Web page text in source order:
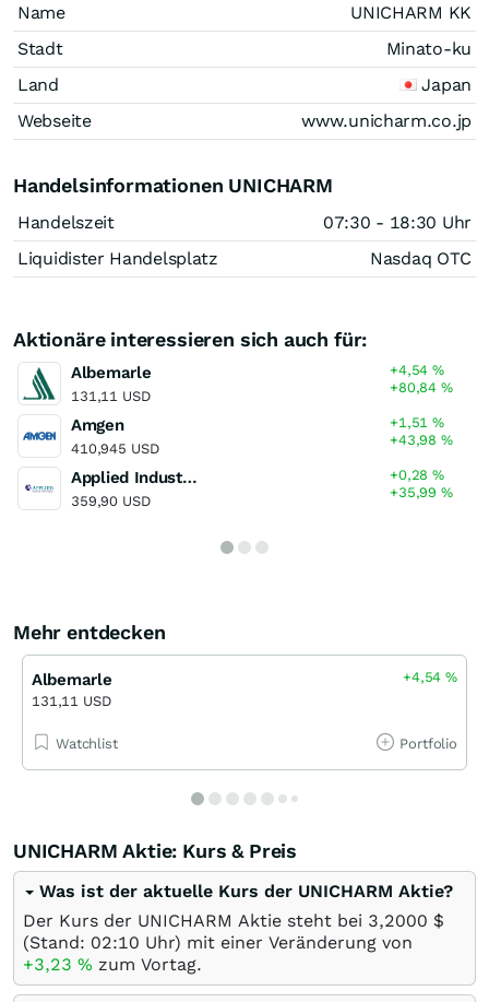
Name
UNICHARM KK
Stadt
Minato-ku
Land
Japan
Webseite
www.unicharm.co.jp
Handelsinformationen UNICHARM
Handelszeit
07:30 - 18:30 Uhr
Liquidister Handelsplatz
Nasdaq OTC
Aktionäre interessieren sich auch für:
Albemarle
131,11 USD
+4,54%
+80,84%
Amgen
410,945 USD
+1,51%
+43,98%
Applied Industrial Technologies
359,90 USD
+0,28%
+35,99%
Mehr entdecken
Albemarle
131,11 USD
+4,54%
Watchlist Portfolio
UNICHARM Aktie: Kurs & Preis
Was ist der aktuelle Kurs der UNICHARM Aktie?
Der Kurs der UNICHARM Aktie steht bei 3,2000 $
(Stand: 02:10 Uhr) mit einer Veränderung von
+3,23 % zum Vortag.